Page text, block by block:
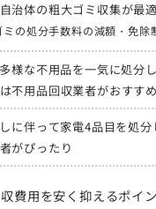
治体の粗大ゴミ収集が最適
ミの処分手数料の減額・免除
様な不用品を一気に処分
不用品回収業者がおすすめ
に伴って家電4品目を処
がぴったり
費用を安く抑えるポイ